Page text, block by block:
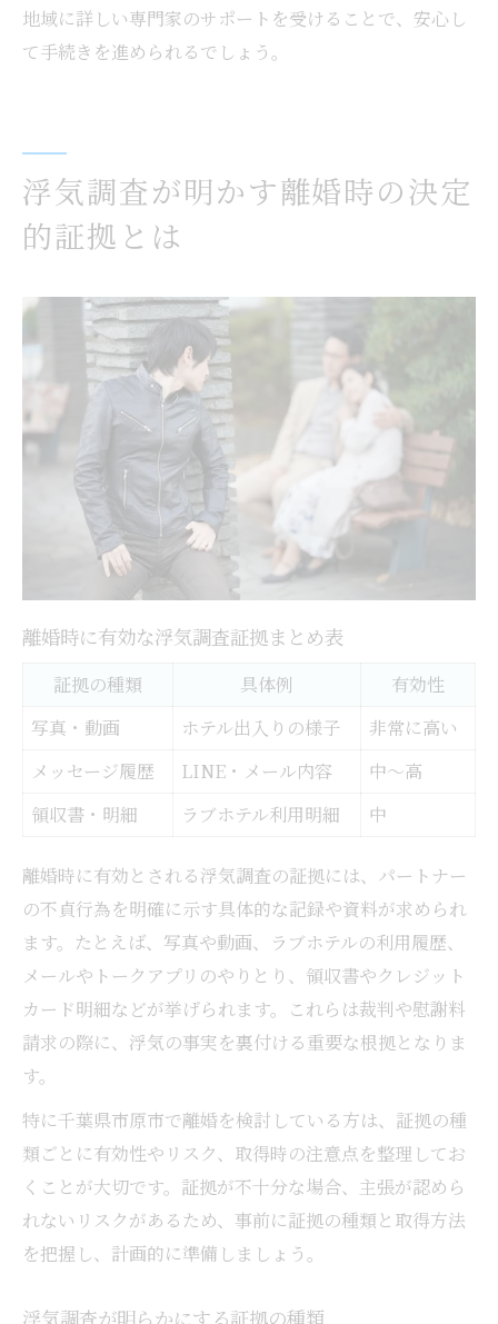
地域に詳しい専門家のサポートを受けることで、安心し
て手続きを進められるでしょう。
浮気調査が明かす離婚時の決定
的証拠とは
離婚時に有効な浮気調査証拠まとめ表
証拠の種類 具体例
有効性
写真・動画
ホテル出入りの様子
非常に高い
メッセージ履歴
LINE・メール内容
中〜高
領収書・明細
ラブホテル利用明細 中
離婚時に有効とされる浮気調査の証拠には、パートナー
の不貞行為を明確に示す具体的な記録や資料が求められ
ます。たとえば、写真や動画、ラブホテルの利用履歴、
メールやトークアプリのやりとり、領収書やクレジット
カード明細などが挙げられます。これらは裁判や慰謝料
請求の際に、浮気の事実を裏付ける重要な根拠となりま
す。
特に千葉県市原市で離婚を検討している方は、証拠の種
類ごとに有効性やリスク、取得時の注意点を整理してお
くことが大切です。証拠が不十分な場合、主張が認めら
れないリスクがあるため、事前に証拠の種類と取得方法
を把握し、計画的に準備しましょう。
浮気調査が明らかにする証拠の種類